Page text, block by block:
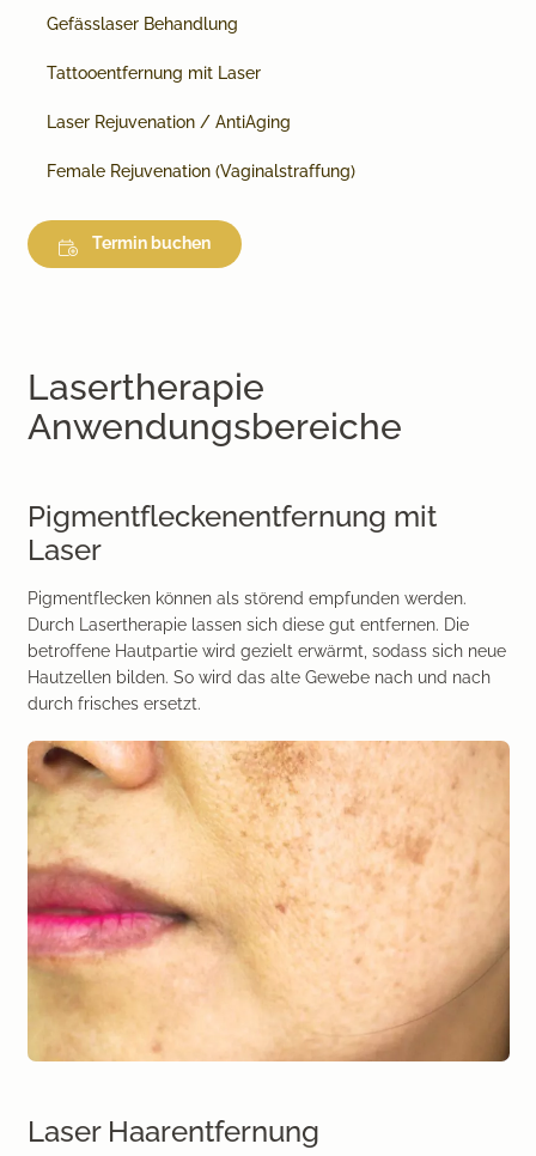
Gefässlaser Behandlung
Tattooentfernung mit Laser
Laser Rejuvenation / AntiAging
Female Rejuvenation (Vaginalstraffung)
Termin buchen
Lasertherapie
Anwendungsbereiche
Pigmentfleckenentfernung mit
Laser
Pigmentflecken können als störend empfunden werden.
Durch Lasertherapie lassen sich diese gut entfernen. Die
betroffene Hautpartie wird gezielt erwärmt, sodass sich neue
Hautzellen bilden. So wird das alte Gewebe nach und nach
durch frisches ersetzt.
Laser Haarentfernung